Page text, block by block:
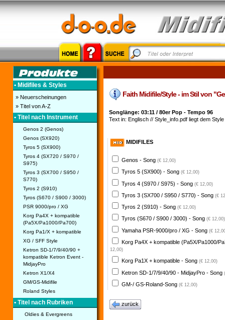
• Midifiles & Styles
» Neuerscheinungen
» Titel von A-Z
• Titel nach Instrument
Genos 2 (Genos)
Genos (SX920)
Tyros 5 (SX900)
Tyros 4 (SX720 / S970 /
S975)
Tyros 3 (SX700 / S950 /
S770)
Tyros 2 (S910)
Tyros (S670 / S900 / 3000)
PSR 9000/pro / XG
Korg Pa4X + kompatible
(Pa5X/Pa1000/Pa700)
Korg Pa1/X + kompatible
XG / SFF Style
Ketron SD-1/7/9/40/90 +
kompatible Ketron Event -
MidjayPro
Ketron X1/X4
GM/GS-Midifile
Roland Styles
• Titel nach Rubriken
Oldies & Evergreens
Faith Midifile/Style - im Stil von
Songlänge: 03:11 / 80er Pop - Tempo 96
Text in: Englisch // Style_info.pdf liegt dem Style
MIDIFILES
Genos - Song (€ 12,00)
Tyros 5 (SX900) - Song (€ 12,00)
Tyros 4 (S970 / S975) - Song (€ 12,00)
Tyros 3 (SX700 / S950 / S770) - Song (€
Tyros 2 (S910) - Song (€ 12,00)
Tyros (S670 / S900 / 3000) - Song (€ 12,00)
Yamaha PSR-9000/pro / XG - Song (€
Korg Pa4X + kompatible (Pa5X/Pa1000/
12,00)
Korg Pa1X + kompatible - Song (€ 12,00)
Ketron SD-1/7/9/40/90 - MidjayPro - Song
GM-/ GS-Roland-Song (€ 12,00)
zurück